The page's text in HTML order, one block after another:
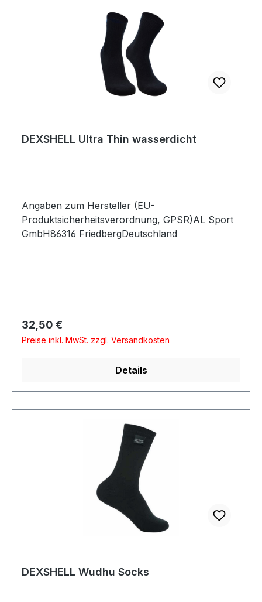
DEXSHELL Ultra Thin wasserdicht
Angaben zum Hersteller (EU-
Produktsicherheitsverordnung, GPSR)AL Sport
GmbH86316 FriedbergDeutschland
Regulärer Preis:
32,50 €
Preise inkl. MwSt. zzgl. Versandkosten
Details
DEXSHELL Wudhu Socks